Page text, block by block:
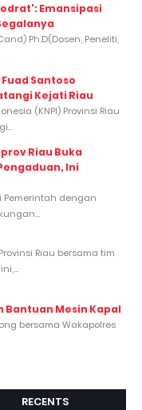
Emansipasi
Ph.D(Dosen, Peneliti,
Santoso
Kejati Riau
(KNPI) Provinsi Riau
Riau Buka
Ini
Pemerintah dengan
Riau bersama tim
Bantuan Mesin Kapal
bersama Wakapolres
RECENTS